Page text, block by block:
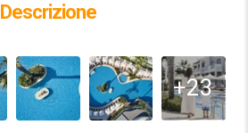
Descrizione
+23